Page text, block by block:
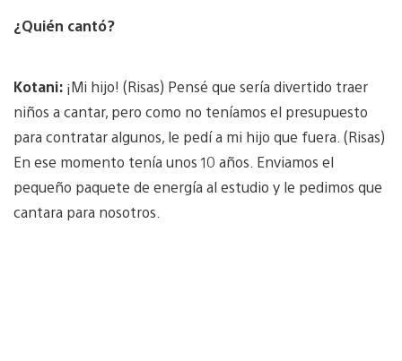
¿Quién cantó?
Kotani: ¡Mi hijo! (Risas) Pensé que sería divertido traer
niños a cantar, pero como no teníamos el presupuesto
para contratar algunos, le pedí a mi hijo que fuera. (Risas)
En ese momento tenía unos 10 años. Enviamos el
pequeño paquete de energía al estudio y le pedimos que
cantara para nosotros.